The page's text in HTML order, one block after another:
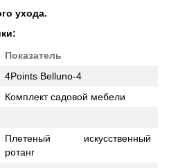
ухода.
Показатель
4Points Belluno-4
Комплект садовой мебели
Плетеный искусственный
ротанг